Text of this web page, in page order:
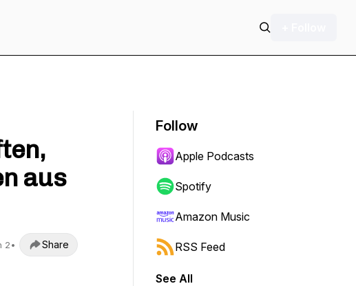
aus
2•
Share
Follow
Apple Podcasts
Spotify
Amazon Music
RSS Feed
See All